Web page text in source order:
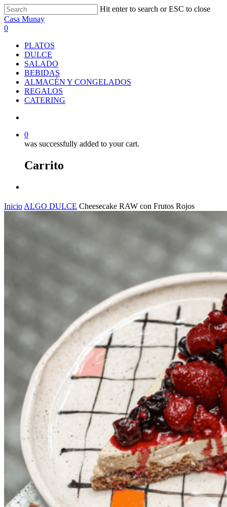
Skip
to
main
Hit enter to search or ESC to close
Close
Search
Casa Munay
search
0
PLATOS
DULCE
SALADO
BEBIDAS
ALMACÉN Y CONGELADOS
REGALOS
CATERING
0
was successfully added to your cart.
Carrito
Inicio ALGO DULCE Cheesecake RAW con Frutos Rojos